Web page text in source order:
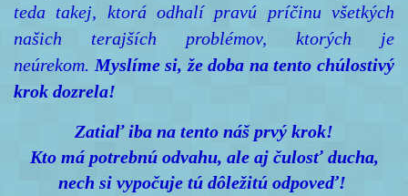
teda takej, ktorá odhalí pravú príčinu všetkých
našich terajších problémov, ktorých je
neúrekom. Myslíme si, že doba na tento chúlostivý
krok dozrela!
Zatiaľ iba na tento náš prvý krok!
Kto má potrebnú odvahu, ale aj čulosť ducha,
nech si vypočuje tú dôležitú odpoveď!